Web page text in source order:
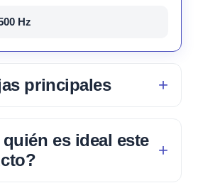
Hz
principales
quién es ideal este